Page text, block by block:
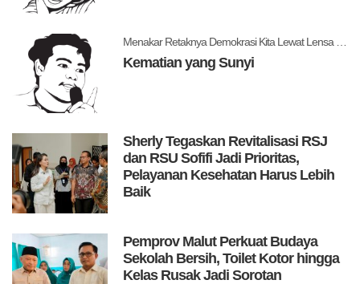
Kematian yang Sunyi
Sherly Tegaskan Revitalisasi RSJ
dan RSU Sofifi Jadi Prioritas,
Pelayanan Kesehatan Harus Lebih
Baik
Pemprov Malut Perkuat Budaya
Sekolah Bersih, Toilet Kotor hingga
Kelas Rusak Jadi Sorotan